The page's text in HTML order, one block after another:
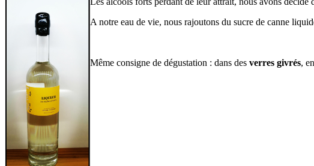
A notre eau de vie, nous rajoutons du sucre de canne
Même consigne de dégustation : dans des verres givrés, en